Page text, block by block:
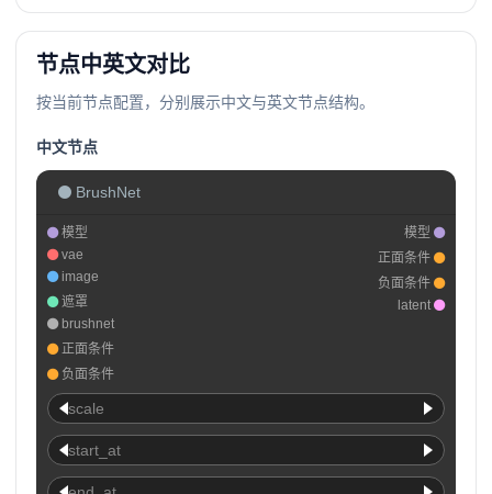
节点中英文对比
按当前节点配置，分别展示中文与英文节点结构。
中文节点
BrushNet
模型
vae
image
遮罩
brushnet
正面条件
负面条件
模型
正面条件
负面条件
latent
scale
start_at